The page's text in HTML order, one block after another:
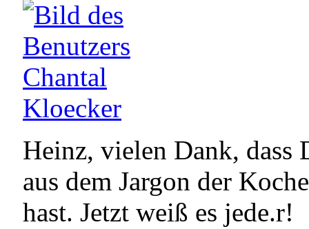
Heinz, vielen Dank,
aus dem Jargon der
hast. Jetzt weiß es jede.r!